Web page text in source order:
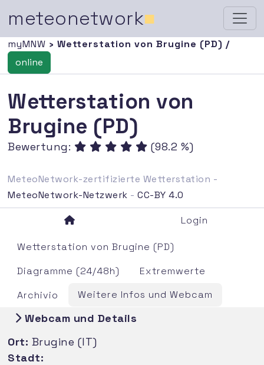
meteonetwork■
myMNW › Wetterstation von Brugine (PD) /
online
Wetterstation von
Brugine (PD)
Bewertung: (98.2 %)
MeteoNetwork-zertifizierte Wetterstation -
MeteoNetwork-Netzwerk -CC-BY 4.0
Login
Wetterstation von Brugine (PD)
Diagramme (24/48h)
Extremwerte
Archivio
Weitere Infos und Webcam
Webcam und Details
Ort: Brugine (IT)
Stadt: